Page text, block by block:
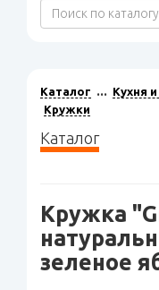
Каталог Кухня
Кружки
Каталог
Кружка
зеленое